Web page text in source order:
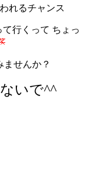
れるチャンス
行くって ちょっ
せんか？
いで^^